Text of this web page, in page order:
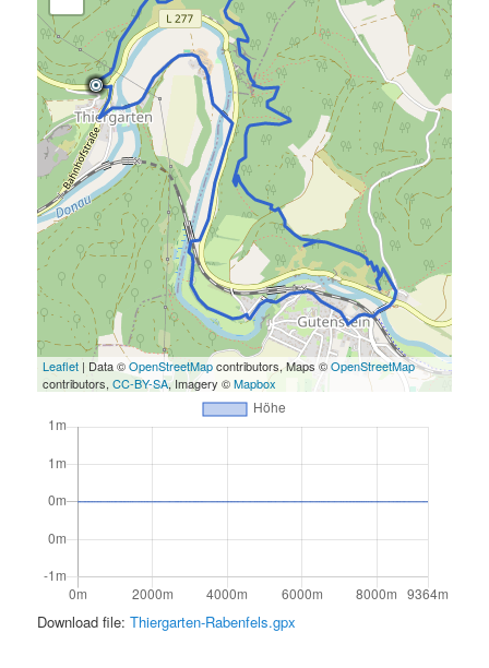
Leaflet | Data ©OpenStreetMapcontributors, Maps ©OpenStreetMap
contributors,CC-BY-SA, Imagery ©Mapbox
Download file:Thiergarten-Rabenfels.gpx